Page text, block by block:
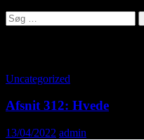
Søg
efter:
Uncategorized
Afsnit 312: Hvede
13/04/2022 admin